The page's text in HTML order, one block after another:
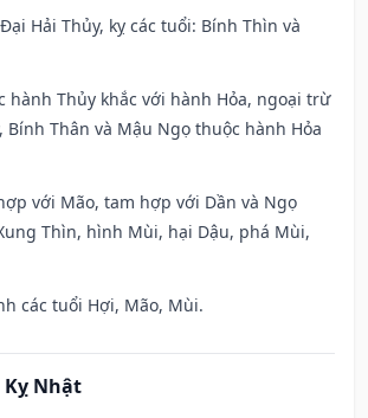
Hải Thủy, kỵ các tuổi: Bính Thìn và
hành Thủy khắc với hành Hỏa, ngoại trừ
Bính Thân và Mậu Ngọ thuộc hành Hỏa
với Mão, tam hợp với Dần và Ngọ
Thìn, hình Mùi, hại Dậu, phá Mùi,
các tuổi Hợi, Mão, Mùi.
Kỵ Nhật